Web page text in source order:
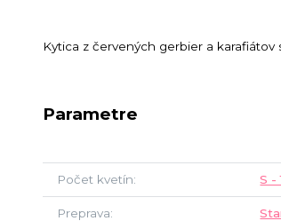
Kytica z červených gerbier a
Parametre
Počet kvetín S -
Preprava